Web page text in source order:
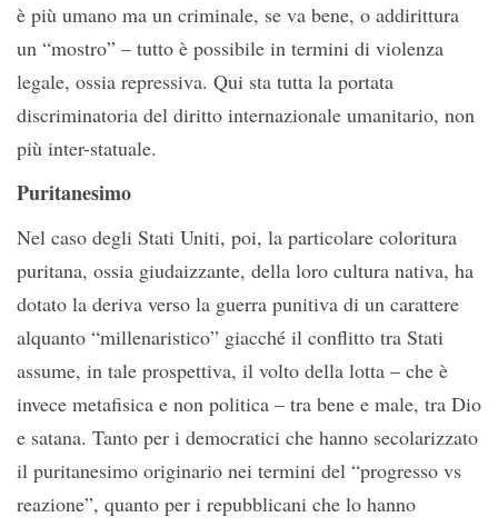
è più umano ma un criminale, se va bene, o addirittura
un “mostro” – tutto è possibile in termini di violenza
legale, ossia repressiva. Qui sta tutta la portata
discriminatoria del diritto internazionale umanitario, non
più inter-statuale.
Puritanesimo
Nel caso degli Stati Uniti, poi, la particolare coloritura
puritana, ossia giudaizzante, della loro cultura nativa, ha
dotato la deriva verso la guerra punitiva di un carattere
alquanto “millenaristico” giacché il conflitto tra Stati
assume, in tale prospettiva, il volto della lotta – che è
invece metafisica e non politica – tra bene e male, tra Dio
e satana. Tanto per i democratici che hanno secolarizzato
il puritanesimo originario nei termini del “progresso vs
reazione”, quanto per i repubblicani che lo hanno